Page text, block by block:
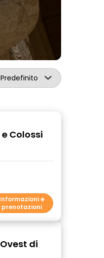
Colossi
Informazioni e
prenotazioni
di